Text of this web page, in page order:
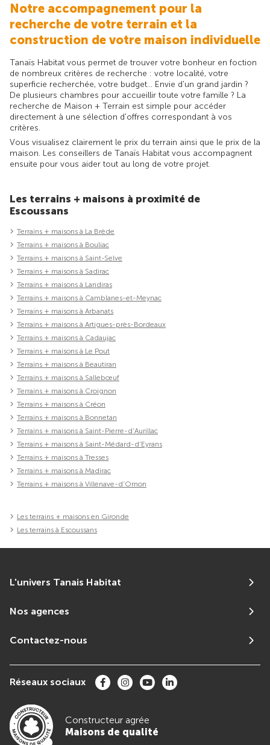
Notre accompagnement pour la
recherche de votre terrain et la
construction de votre maison individuelle
Tanaïs Habitat vous permet de trouver votre bonheur en foction
de nombreux critères de recherche : votre localité, votre
superficie recherchée, votre budget... Envie d'un grand jardin ?
De plusieurs chambres pour accueillir toute votre famille ? La
recherche de Maison + Terrain est simple pour accéder
directement à une sélection d'offres correspondant à vos
critères.
Vous visualisez clairement le prix du terrain ainsi que le prix de la
maison. Les conseillers de Tanaïs Habitat vous accompagnent
ensuite pour vous aider tout au long de votre projet.
Les terrains + maisons à proximité de
Escoussans
Terrains + maisons à La Brède
Terrains + maisons à Bouliac
Terrains + maisons à Saint-Selve
Terrains + maisons à Sadirac
Terrains + maisons à Landiras
Terrains + maisons à Camblanes-et-Meynac
Terrains + maisons à Arbanats
Terrains + maisons à Artigues-près-Bordeaux
Terrains + maisons à Cadaujac
Terrains + maisons à Le Pout
Terrains + maisons à Beautiran
Terrains + maisons à Sallebœuf
Terrains + maisons à Croignon
Terrains + maisons à Créon
Terrains + maisons à Bonnetan
Terrains + maisons à Saint-Pierre-d'Aurillac
Terrains + maisons à Saint-Médard-d'Eyrans
Terrains + maisons à Tresses
Terrains + maisons à Madirac
Terrains + maisons à Villenave-d'Ornon
Les terrains + maisons en Gironde
Les terrains à Escoussans
L'univers Tanais Habitat
Nos agences
Contactez-nous
Réseaux sociaux
Constructeur agrée
Maisons de qualité